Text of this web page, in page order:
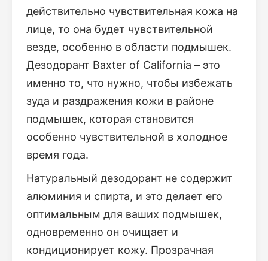
действительно чувствительная кожа на
лице, то она будет чувствительной
везде, особенно в области подмышек.
Дезодорант Baxter of California – это
именно то, что нужно, чтобы избежать
зуда и раздражения кожи в районе
подмышек, которая становится
особенно чувствительной в холодное
время года.
Натуральный дезодорант не содержит
алюминия и спирта, и это делает его
оптимальным для ваших подмышек,
одновременно он очищает и
кондиционирует кожу. Прозрачная